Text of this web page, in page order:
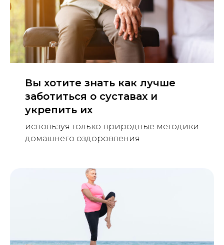
Вы хотите знать как лучше
заботиться о суставах и
укрепить их
используя только природные методики
домашнего оздоровления